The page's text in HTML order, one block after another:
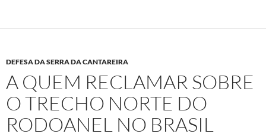
DEFESA DA SERRA DA CANTAREIRA
A QUEM RECLAMAR SOBRE
O TRECHO NORTE DO
RODOANEL NO BRASIL